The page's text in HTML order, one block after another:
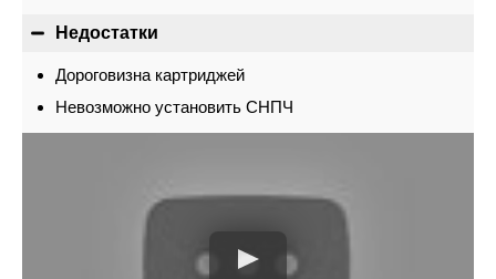
Недостатки
Дороговизна картриджей
Невозможно установить СНПЧ